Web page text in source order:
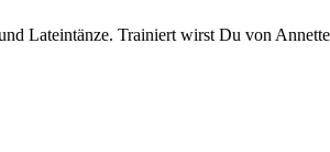
Lateintänze. Trainiert wirst Du von